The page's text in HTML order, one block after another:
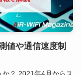
値や通信速度制